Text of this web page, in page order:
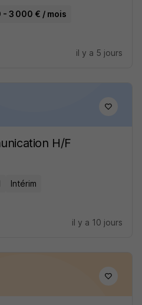
- 3 000 € / mois
il y a 5 jours
H/F
Intérim
il y a 10 jours